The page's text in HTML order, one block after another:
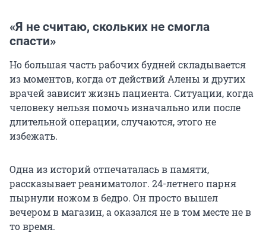
«Я не считаю, скольких не смогла
спасти»
Но большая часть рабочих будней складывается
из моментов, когда от действий Алены и других
врачей зависит жизнь пациента. Ситуации, когда
человеку нельзя помочь изначально или после
длительной операции, случаются, этого не
избежать.
Одна из историй отпечаталась в памяти,
рассказывает реаниматолог. 24-летнего парня
пырнули ножом в бедро. Он просто вышел
вечером в магазин, а оказался не в том месте не в
то время.